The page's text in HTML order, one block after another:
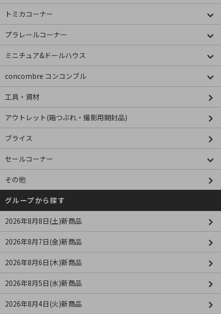
トミカコーナー
プラレールコーナー
ミニチュア&ドールハウス
concombre コンコンブル
工具・資材
アウトレット(箱つぶれ・撮影用開封品)
ブライス
セールコーナー
その他
グループから探す
2026年8月8日(土)新商品
2026年8月7日(金)新商品
2026年8月6日(木)新商品
2026年8月5日(水)新商品
2026年8月4日(火)新商品